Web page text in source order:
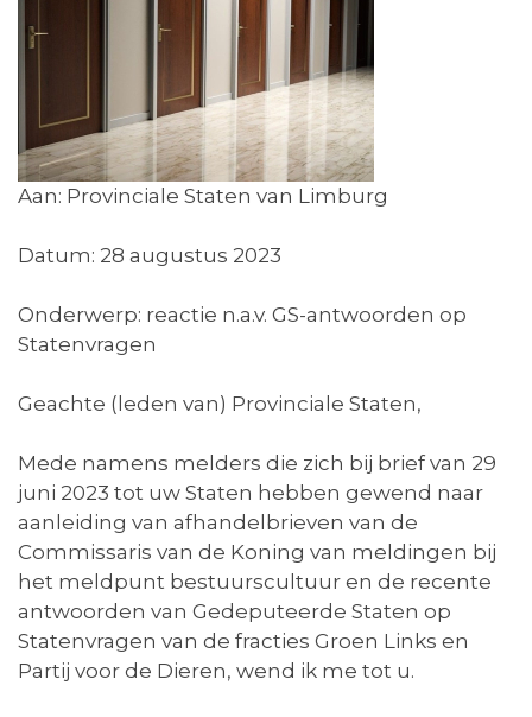
Aan: Provinciale Staten van Limburg
Datum: 28 augustus 2023
Onderwerp: reactie n.a.v. GS-antwoorden op
Statenvragen
Geachte (leden van) Provinciale Staten,
Mede namens melders die zich bij brief van 29
juni 2023 tot uw Staten hebben gewend naar
aanleiding van afhandelbrieven van de
Commissaris van de Koning van meldingen bij
het meldpunt bestuurscultuur en de recente
antwoorden van Gedeputeerde Staten op
Statenvragen van de fracties Groen Links en
Partij voor de Dieren, wend ik me tot u.